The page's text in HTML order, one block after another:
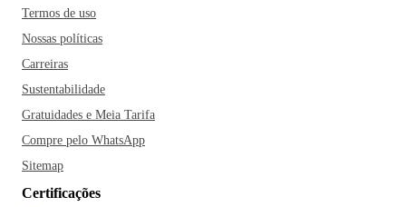
Termos de uso
Nossas políticas
Carreiras
Sustentabilidade
Gratuidades e Meia Tarifa
Compre pelo WhatsApp
Sitemap
Certificações